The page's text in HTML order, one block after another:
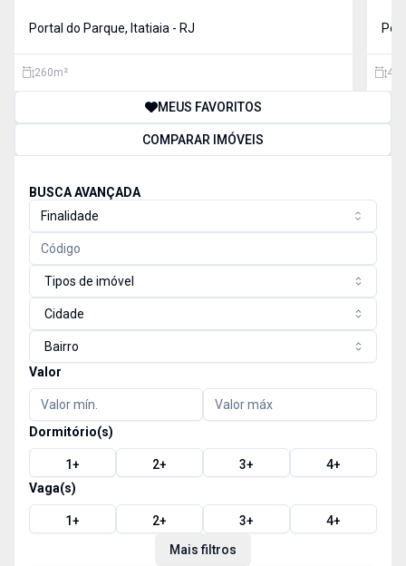
Portal do Parque, Itatiaia - RJ
260m² 438
MEUS FAVORITOS
COMPARAR IMÓVEIS
BUSCA AVANÇADA
Finalidade
Tipos de imóvel
Cidade
Bairro
Valor
Dormitório(s)
1+ 2+ 3+ 4+
Vaga(s)
1+ 2+ 3+ 4+
Mais filtros